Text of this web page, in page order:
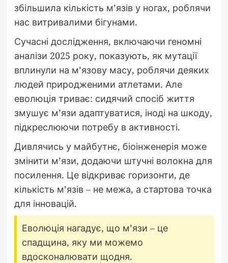
збільшила кількість м’язів у ногах, роблячи
нас витривалими бігунами.
Сучасні дослідження, включаючи геномні
аналізи 2025 року, показують, як мутації
вплинули на м’язову масу, роблячи деяких
людей природженими атлетами. Але
еволюція триває: сидячий спосіб життя
змушує м’язи адаптуватися, іноді на шкоду,
підкреслюючи потребу в активності.
Дивлячись у майбутнє, біоінженерія може
змінити м’язи, додаючи штучні волокна для
посилення. Це відкриває горизонти, де
кількість м’язів – не межа, а стартова точка
для інновацій.
Еволюція нагадує, що м’язи – це
спадщина, яку ми можемо
вдосконалювати щодня.